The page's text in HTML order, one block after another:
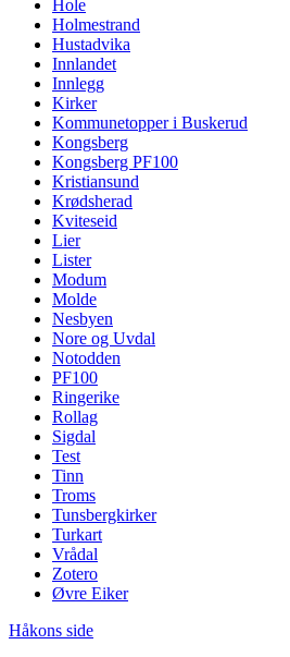
Hole
Holmestrand
Hustadvika
Innlandet
Innlegg
Kirker
Kommunetopper i Buskerud
Kongsberg
Kongsberg PF100
Kristiansund
Krødsherad
Kviteseid
Lier
Lister
Modum
Molde
Nesbyen
Nore og Uvdal
Notodden
PF100
Ringerike
Rollag
Sigdal
Test
Tinn
Troms
Tunsbergkirker
Turkart
Vrådal
Zotero
Øvre Eiker
Håkons side